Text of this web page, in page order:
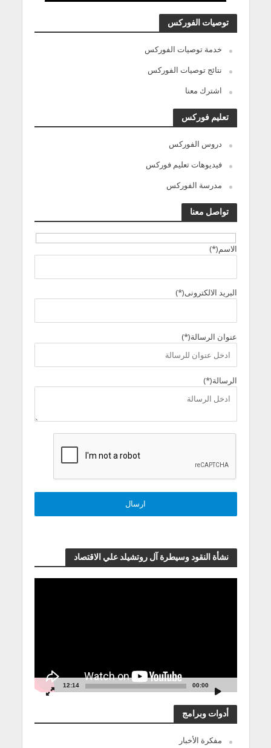
توصيات الفوركس
خدمة توصيات الفوركس
نتائج توصيات الفوركس
اشترك معنا
تعليم فوركس
دروس الفوركس
فيديوهات تعليم فوركس
مدرسة الفوركس
تواصل معنا
الاسم(*)
البريد الالكترونى(*)
عنوان الرسالة(*)
الرسالة(*)
نشأة النقود وسيطرة آل روتشيلد علي الاقتصاد
00:00
12:14
أدوات وبرامج
مفكرة الأخبار